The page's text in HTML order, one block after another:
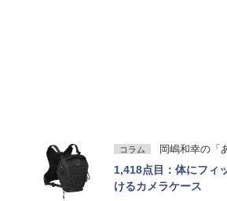
コラム 岡嶋和幸の「
1,418点目：体にフィ
けるカメラケース